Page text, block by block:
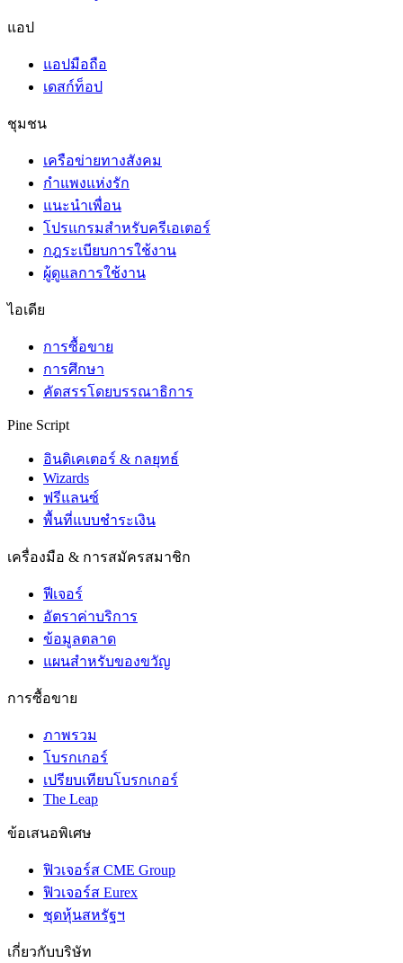
แอป
แอปมือถือ
เดสก์ท็อป
ชุมชน
เครือข่ายทางสังคม
กำแพงแห่งรัก
แนะนำเพื่อน
โปรแกรมสำหรับครีเอเตอร์
กฎระเบียบการใช้งาน
ผู้ดูแลการใช้งาน
ไอเดีย
การซื้อขาย
การศึกษา
คัดสรรโดยบรรณาธิการ
Pine Script
อินดิเคเตอร์ & กลยุทธ์
Wizards
ฟรีแลนซ์
พื้นที่แบบชำระเงิน
เครื่องมือ & การสมัครสมาชิก
ฟีเจอร์
อัตราค่าบริการ
ข้อมูลตลาด
แผนสำหรับของขวัญ
การซื้อขาย
ภาพรวม
โบรกเกอร์
เปรียบเทียบโบรกเกอร์
The Leap
ข้อเสนอพิเศษ
ฟิวเจอร์ส CME Group
ฟิวเจอร์ส Eurex
ชุดหุ้นสหรัฐฯ
เกี่ยวกับบริษัท